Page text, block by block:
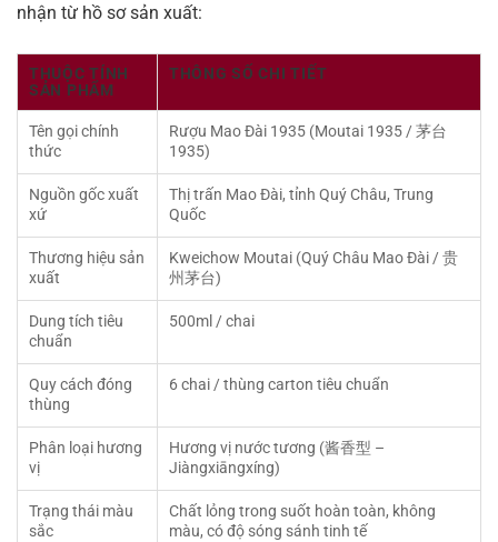
nhận từ hồ sơ sản xuất:
THUỘC TÍNH
SẢN PHẨM
THÔNG SỐ CHI TIẾT
Tên gọi chính
thức
Rượu Mao Đài 1935 (Moutai 1935 / 茅台
1935)
Nguồn gốc xuất
xứ
Thị trấn Mao Đài, tỉnh Quý Châu, Trung
Quốc
Thương hiệu sản
xuất
Kweichow Moutai (Quý Châu Mao Đài / 贵
州茅台)
Dung tích tiêu
chuẩn
500ml / chai
Quy cách đóng
thùng
6 chai / thùng carton tiêu chuẩn
Phân loại hương
vị
Hương vị nước tương (酱香型 –
Jiàngxiāngxíng)
Trạng thái màu
sắc
Chất lỏng trong suốt hoàn toàn, không
màu, có độ sóng sánh tinh tế